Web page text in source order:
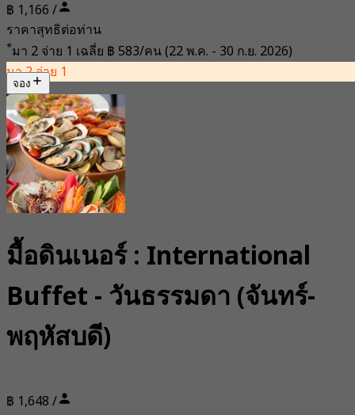
฿ 1,166 /
ราคาสุทธิต่อท่าน
*มา 2 จ่าย 1 เฉลี่ย ฿ 583/คน(22 พ.ค. - 30 ก.ย. 2026)
มา 2 จ่าย 1
จอง
มื้อดินเนอร์ : International
Buffet - วันธรรมดา (จันทร์-
พฤหัสบดี)
฿ 1,648 /